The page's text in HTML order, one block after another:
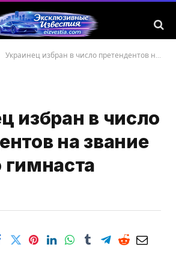
Украинец избран в число претендентов на звание лучшего гимнаста Европы
избран в число
на звание